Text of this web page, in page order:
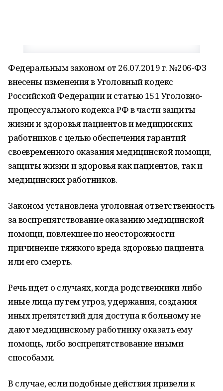
Федеральным законом от 26.07.2019 г. №206-ФЗ
внесены изменения в Уголовный кодекс
Российской Федерации и статью 151 Уголовно-
процессуального кодекса РФ в части защиты
жизни и здоровья пациентов и медицинских
работников с целью обеспечения гарантий
своевременного оказания медицинской помощи,
защиты жизни и здоровья как пациентов, так и
медицинских работников.
Законом установлена уголовная ответственность
за воспрепятствование оказанию медицинской
помощи, повлекшее по неосторожности
причинение тяжкого вреда здоровью пациента
или его смерть.
Речь идет о случаях, когда родственники либо
иные лица путем угроз, удержания, создания
иных препятствий для доступа к больному не
дают медицинскому работнику оказать ему
помощь, либо воспрепятствование иными
способами.
В случае, если подобные действия привели к